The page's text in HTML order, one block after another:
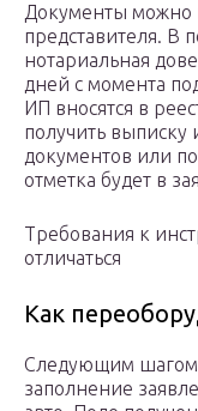
Документы можно
представителя. В
нотариальная
дней с момента
ИП вносятся в
получить выписку
документов или
отметка будет в
Требования к
отличаться
Как
Следующим шагом
заполнение